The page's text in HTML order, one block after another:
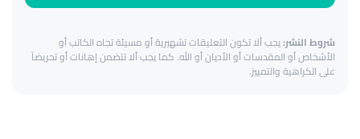
شروط النشر:يجب ألا تكون التعليقات تشهيرية أو مسيئة تجاه الكاتب أو
الأشخاص أو المقدسات أو الأديان أو الله. كما يجب ألا تتضمن إهانات أو تحريضاً
على الكراهية والتمييز.